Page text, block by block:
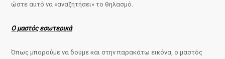
ώστε αυτό να «αναζητήσει» το θηλασμό.
Ο μαστός εσωτερικά
Όπως μπορούμε να δούμε και στην παρακάτω εικόνα, ο μαστός